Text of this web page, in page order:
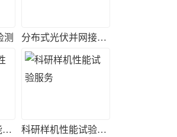
测 分布式光伏并网接入测试
沥青基碳纤维性能检测 科研样机性能试验服务